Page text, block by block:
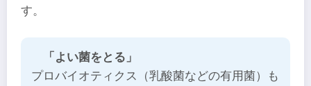
す。
「よい菌をとる」
プロバイオティクス（乳酸菌などの有用菌）も